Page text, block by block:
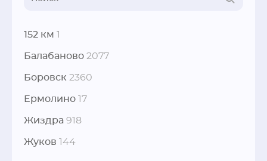
152 км 1
Балабаново 2077
Боровск 2360
Ермолино 17
Жиздра 918
Жуков 144